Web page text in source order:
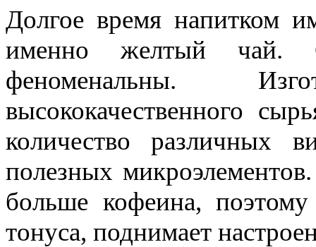
Долгое время напитком
именно желтый чай.
феноменальны.
высококачественного
количество различных
полезных
больше кофеина,
тонуса, поднимает